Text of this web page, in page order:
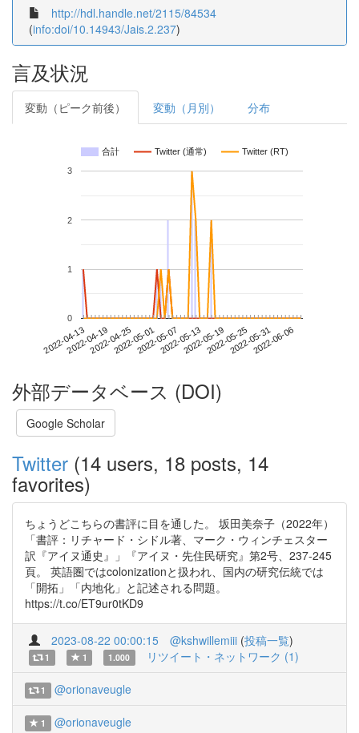
http://hdl.handle.net/2115/84534
(info:doi/10.14943/Jais.2.237)
言及状況
変動（ピーク前後） 変動（月別） 分布
合計 Twitter (通常) Twitter (RT)
2022-04-132022-04-192022-04-252022-05-012022-05-072022-05-132022-05-192022-05-252022-05-312022-06-06
0
1
2
3
外部データベース (DOI)
Google Scholar
Twitter (14 users, 18 posts, 14
favorites)
ちょうどこちらの書評に目を通した。 坂田美奈子（2022年）
「書評：リチャード・シドル著、マーク・ウィンチェスター
訳『アイヌ通史』」『アイヌ・先住民研究』第2号、237-245
頁。 英語圏ではcolonizationと扱われ、国内の研究伝統では
「開拓」「内地化」と記述される問題。
https://t.co/ET9ur0tKD9
2023-08-22 00:00:15 @kshwillemiii (投稿一覧)
1 1 1.000 リツイート・ネットワーク (1)
1 @orionaveugle
1 @orionaveugle